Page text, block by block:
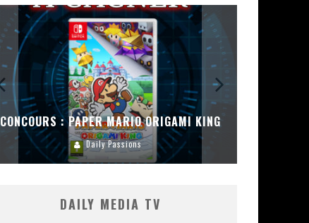
CONCOURS : PAPER MARIO ORIGAMI KING
Daily Passions
DAILY MEDIA TV